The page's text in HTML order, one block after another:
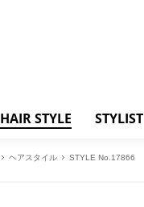
HAIR STYLE STYLIST
ヘアスタイル STYLE No.17866